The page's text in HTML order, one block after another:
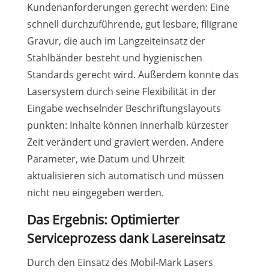
Kundenanforderungen gerecht werden: Eine
schnell durchzuführende, gut lesbare, filigrane
Gravur, die auch im Langzeiteinsatz der
Stahlbänder besteht und hygienischen
Standards gerecht wird. Außerdem konnte das
Lasersystem durch seine Flexibilität in der
Eingabe wechselnder Beschriftungslayouts
punkten: Inhalte können innerhalb kürzester
Zeit verändert und graviert werden. Andere
Parameter, wie Datum und Uhrzeit
aktualisieren sich automatisch und müssen
nicht neu eingegeben werden.
Das Ergebnis: Optimierter
Serviceprozess dank Lasereinsatz
Durch den Einsatz des Mobil-Mark Lasers